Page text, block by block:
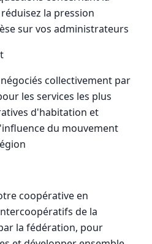
la pression
sur vos administrateurs
collectivement par
les services les plus
d'habitation et
du mouvement
coopérative en
de la
la fédération, pour